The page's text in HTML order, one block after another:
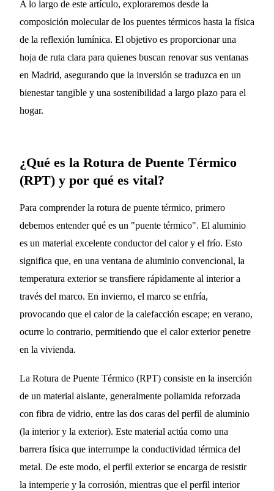
A lo largo de este artículo, exploraremos desde la
composición molecular de los puentes térmicos hasta la física
de la reflexión lumínica. El objetivo es proporcionar una
hoja de ruta clara para quienes buscan renovar sus ventanas
en Madrid, asegurando que la inversión se traduzca en un
bienestar tangible y una sostenibilidad a largo plazo para el
hogar.
¿Qué es la Rotura de Puente Térmico
(RPT) y por qué es vital?
Para comprender la rotura de puente térmico, primero
debemos entender qué es un "puente térmico". El aluminio
es un material excelente conductor del calor y el frío. Esto
significa que, en una ventana de aluminio convencional, la
temperatura exterior se transfiere rápidamente al interior a
través del marco. En invierno, el marco se enfría,
provocando que el calor de la calefacción escape; en verano,
ocurre lo contrario, permitiendo que el calor exterior penetre
en la vivienda.
La Rotura de Puente Térmico (RPT) consiste en la inserción
de un material aislante, generalmente poliamida reforzada
con fibra de vidrio, entre las dos caras del perfil de aluminio
(la interior y la exterior). Este material actúa como una
barrera física que interrumpe la conductividad térmica del
metal. De este modo, el perfil exterior se encarga de resistir
la intemperie y la corrosión, mientras que el perfil interior